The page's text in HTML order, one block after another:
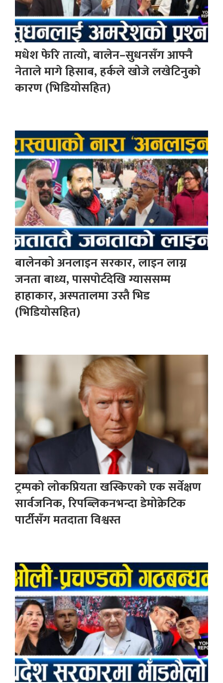
मधेश फेरि तात्यो, बालेन–सुधनसँग आफ्नै
नेताले मागे हिसाब, हर्कले खोजे लखेटिनुको
कारण (भिडियोसहित)
बालेनको अनलाइन सरकार, लाइन लाग्न
जनता बाध्य, पासपोर्टदेखि ग्याससम्म
हाहाकार, अस्पतालमा उस्तै भिड
(भिडियोसहित)
ट्रम्पको लोकप्रियता खस्किएको एक सर्वेक्षण
सार्वजनिक, रिपब्लिकनभन्दा डेमोक्रेटिक
पार्टीसँग मतदाता विश्वस्त